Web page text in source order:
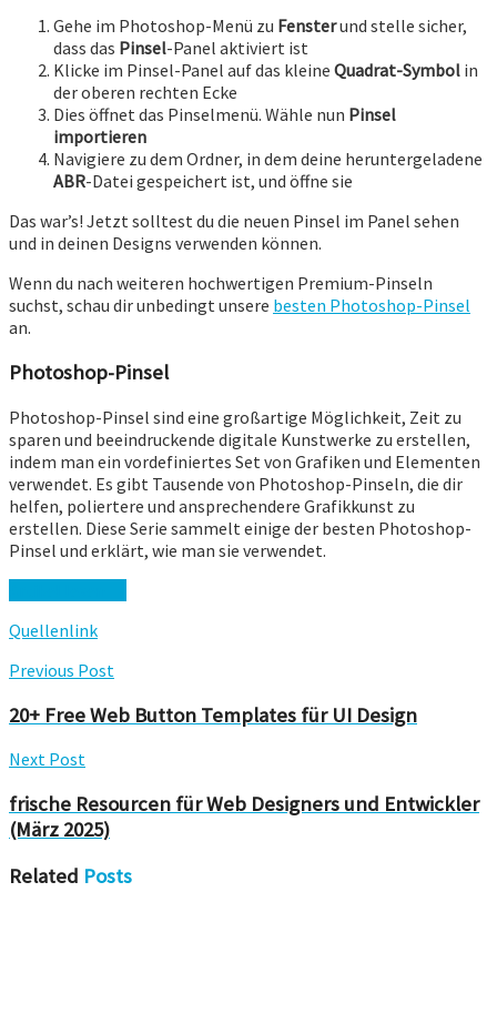
Gehe im Photoshop-Menü zu Fensterund stelle sicher,
dass das Pinsel-Panel aktiviert ist
Klicke im Pinsel-Panel auf das kleine Quadrat-Symbol in
der oberen rechten Ecke
Dies öffnet das Pinselmenü. Wähle nun Pinsel
importieren
Navigiere zu dem Ordner, in dem deine heruntergeladene
ABR-Datei gespeichert ist, und öffne sie
Das war’s! Jetzt solltest du die neuen Pinsel im Panel sehen
und in deinen Designs verwenden können.
Wenn du nach weiteren hochwertigen Premium-Pinseln
suchst, schau dir unbedingt unsere besten Photoshop-Pinsel
an.
Photoshop-Pinsel
Photoshop-Pinsel sind eine großartige Möglichkeit, Zeit zu
sparen und beeindruckende digitale Kunstwerke zu erstellen,
indem man ein vordefiniertes Set von Grafiken und Elementen
verwendet. Es gibt Tausende von Photoshop-Pinseln, die dir
helfen, poliertere und ansprechendere Grafikkunst zu
erstellen. Diese Serie sammelt einige der besten Photoshop-
Pinsel und erklärt, wie man sie verwendet.
Quellenlink
Previous Post
20+ Free Web Button Templates für UI Design
Next Post
frische Resourcen für Web Designers und Entwickler
(März 2025)
Related Posts